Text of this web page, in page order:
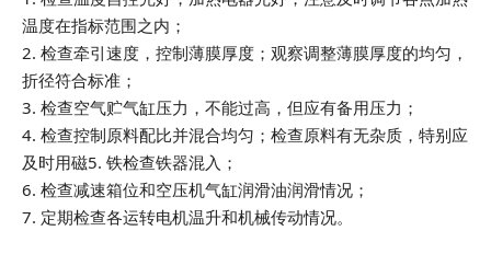
温度在指标范围之内；
2. 检查牵引速度，控制薄膜厚度；观察调整薄膜厚度的均匀，
折径符合标准；
3. 检查空气贮气缸压力，不能过高，但应有备用压力；
4. 检查控制原料配比并混合均匀；检查原料有无杂质，特别应
及时用磁5. 铁检查铁器混入；
6. 检查减速箱位和空压机气缸润滑油润滑情况；
7. 定期检查各运转电机温升和机械传动情况。